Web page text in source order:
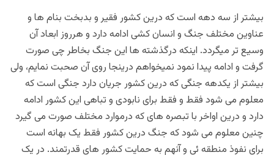
بیشتر از سه دهه است که درین کشور فقیر و بدبخت بنام ها و
عناوین مختلف جنگ و انسان کشی ادامه دارد و هرروز ابعاد آن
وسیع تر میگردد. اینکه درگذشته ها این جنگ بخاطر چی صورت
گرفت و ادامه پیدا نمود نمیخواهم درینجا روی آن صحبت نمایم، ولی
بیشتر از یکدهه جنگی که درین کشور جریان دارد جنگی است که
معلوم می شود فقط و فقط برای نابودی و تباهی این کشور ادامه
دارد و درین اواخر با تبصره های که درموارد مختلف صورت می گیرد
چنین معلوم می شود که جنگ درین کشور فقط یک بهانه است
برای نفوذ منطقه ئی و آنهم به حمایت کشور های قدرتمند. در یک